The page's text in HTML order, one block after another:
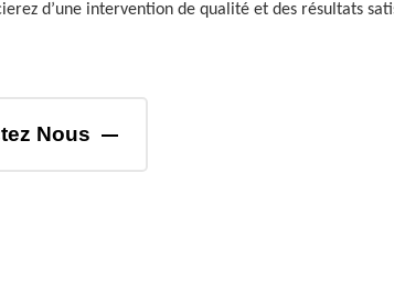
d’une intervention de qualité et des résultats
Nous